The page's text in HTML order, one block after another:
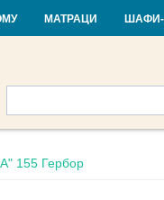
Контакти Доставка і
МАТРАЦИ ШАФИ-
155 Гербор